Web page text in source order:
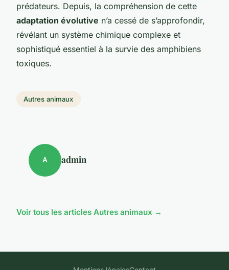
prédateurs. Depuis, la compréhension de cette
adaptation évolutive n’a cessé de s’approfondir,
révélant un système chimique complexe et
sophistiqué essentiel à la survie des amphibiens
toxiques.
Autres animaux
A admin
Voir tous les articles Autres animaux →